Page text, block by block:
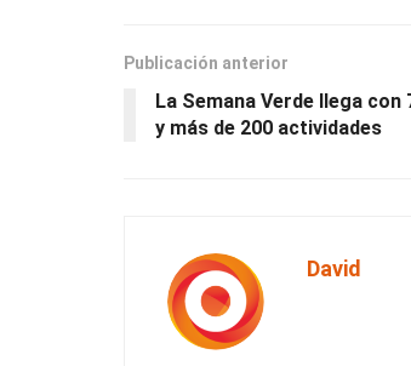
Publicación anterior
La Semana Verde llega
y más de 200 actividades
David